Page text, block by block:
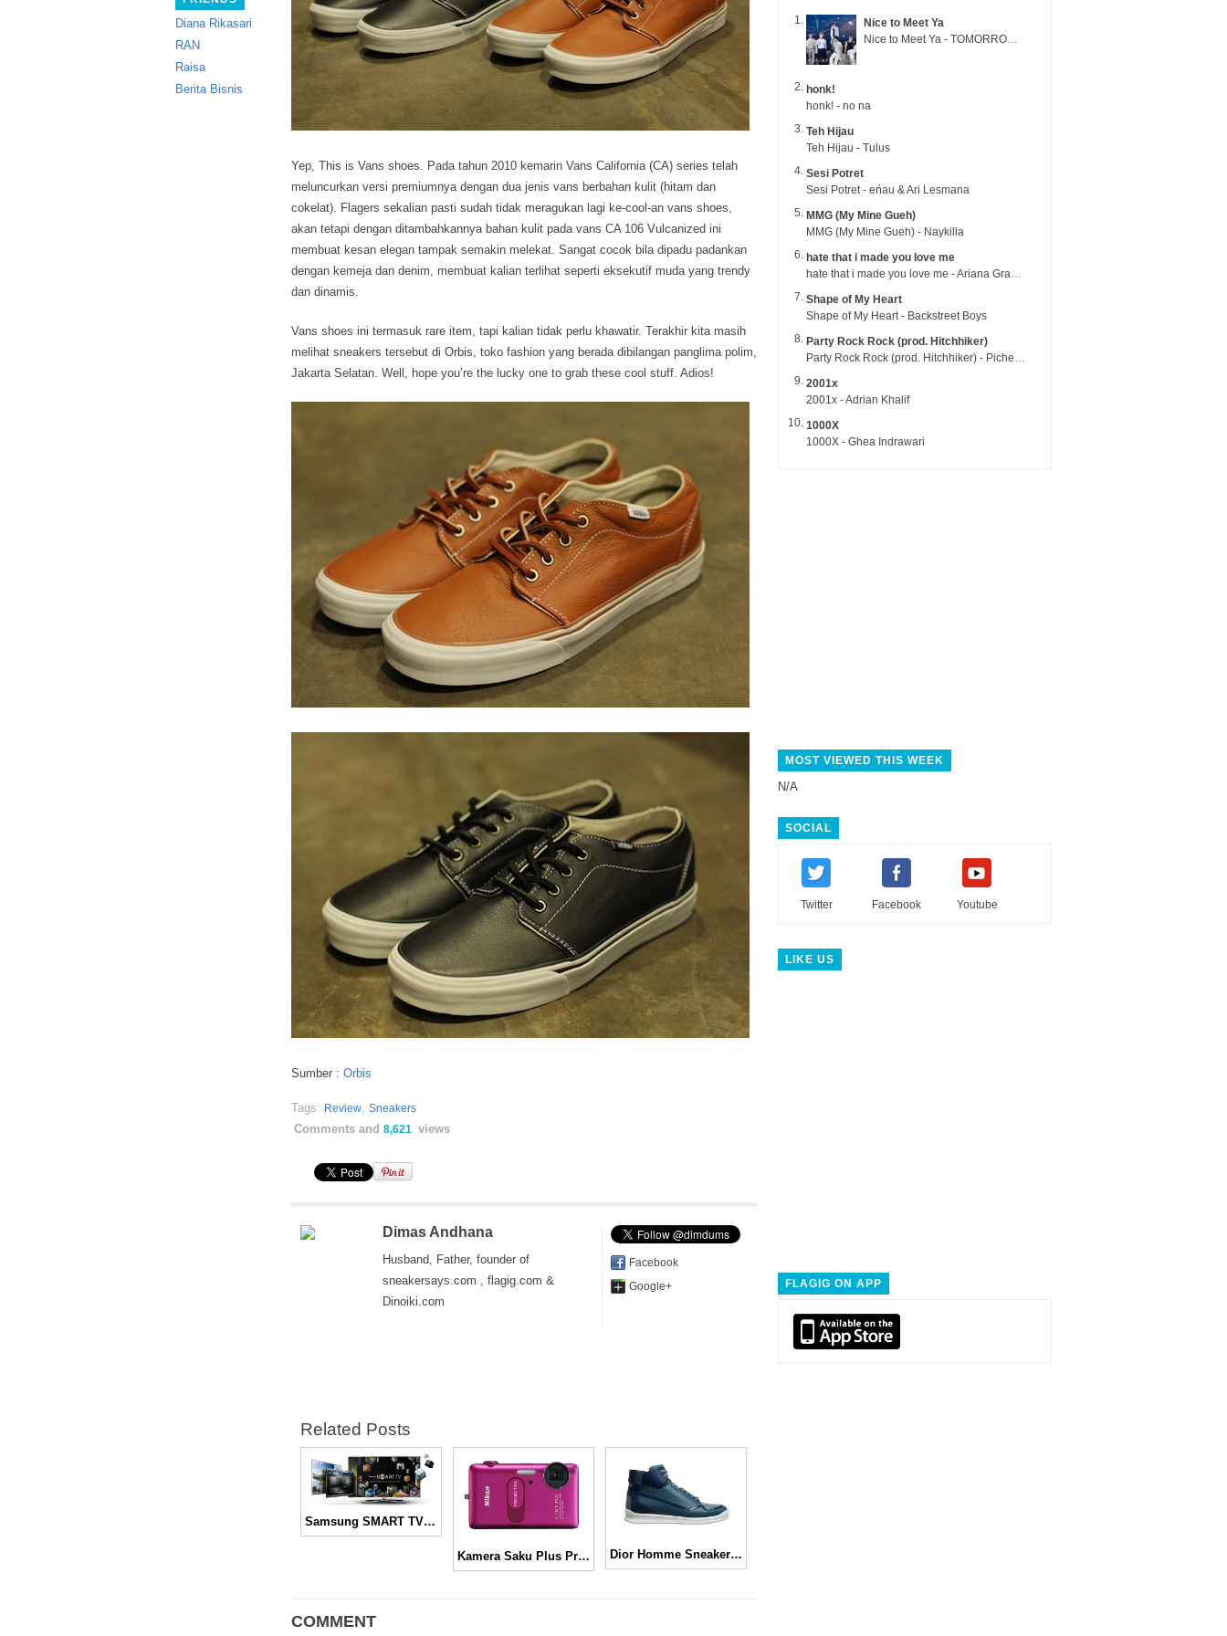
Diana Rikasari
RAN
Raisa
Berita Bisnis
Yep, This is Vans shoes. Pada tahun 2010 kemarin Vans California (CA) series telah
meluncurkan versi premiumnya dengan dua jenis vans berbahan kulit (hitam dan
cokelat). Flagers sekalian pasti sudah tidak meragukan lagi ke-cool-an vans shoes,
akan tetapi dengan ditambahkannya bahan kulit pada vans CA 106 Vulcanized ini
membuat kesan elegan tampak semakin melekat. Sangat cocok bila dipadu padankan
dengan kemeja dan denim, membuat kalian terlihat seperti eksekutif muda yang trendy
dan dinamis.
Vans shoes ini termasuk rare item, tapi kalian tidak perlu khawatir. Terakhir kita masih
melihat sneakers tersebut di Orbis, toko fashion yang berada dibilangan panglima polim,
Jakarta Selatan. Well, hope you’re the lucky one to grab these cool stuff. Adios!
Sumber : Orbis
Tags: Review, Sneakers
Comments and 8,621 views
Dimas Andhana
Husband, Father, founder of
sneakersays.com , flagig.com &
Dinoiki.com
Facebook
Google+
Related Posts
Samsung SMART TV LED 8000, mengubah suasana hiburan di rumah
Kamera Saku Plus Proyektor Keren dari Nikon, Coolpix S1200pj Dior Homme Sneaker Collection Summer 2014
COMMENT
Nice to Meet Ya
Nice to Meet Ya - TOMORROW X TOGETHER
honk!
honk! - no na
Teh Hijau
Teh Hijau - Tulus
Sesi Potret
Sesi Potret - eńau & Ari Lesmana
MMG (My Mine Gueh)
MMG (My Mine Gueh) - Naykilla
hate that i made you love me
hate that i made you love me - Ariana Grande
Shape of My Heart
Shape of My Heart - Backstreet Boys
Party Rock Rock (prod. Hitchhiker)
Party Rock Rock (prod. Hitchhiker) - Picheolin
2001x
2001x - Adrian Khalif
1000X
1000X - Ghea Indrawari
MOST VIEWED THIS WEEK
N/A
SOCIAL
Twitter Facebook Youtube
LIKE US
FLAGIG ON APP